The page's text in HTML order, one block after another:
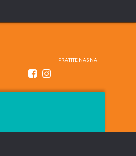
PRATITE NAS NA